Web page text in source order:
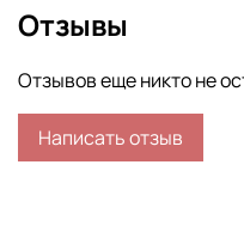
Отзывы
Отзывов еще никто не
Написать отзыв